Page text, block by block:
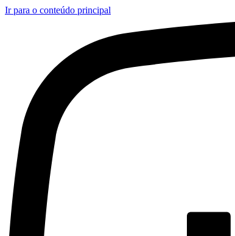
Ir para o conteúdo principal